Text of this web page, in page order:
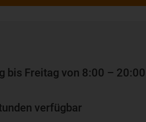
bis Freitag von 8:00 –
verfügbar